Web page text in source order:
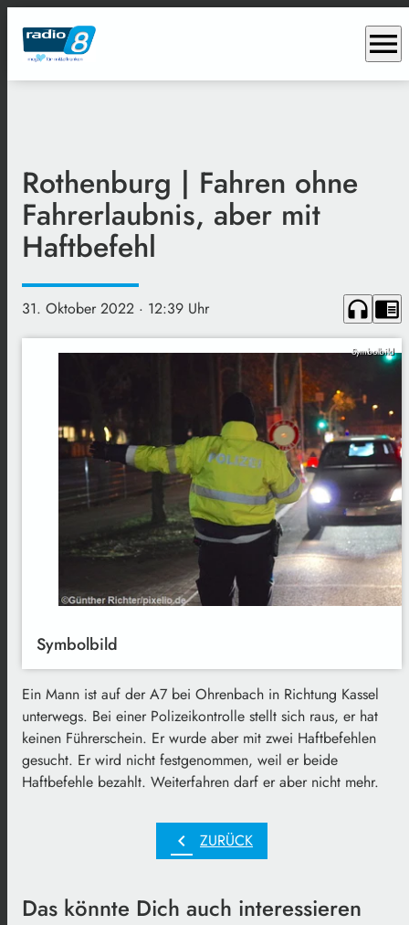
menu
Rothenburg | Fahren ohne
Fahrerlaubnis, aber mit
Haftbefehl
31. Oktober 2022 · 12:39 Uhr headphones chrome_reader_mode
Symbolbild
Symbolbild
Ein Mann ist auf der A7 bei Ohrenbach in Richtung Kassel
unterwegs. Bei einer Polizeikontrolle stellt sich raus, er hat
keinen Führerschein. Er wurde aber mit zwei Haftbefehlen
gesucht. Er wird nicht festgenommen, weil er beide
Haftbefehle bezahlt. Weiterfahren darf er aber nicht mehr.
chevron_left ZURÜCK
Das könnte Dich auch interessieren